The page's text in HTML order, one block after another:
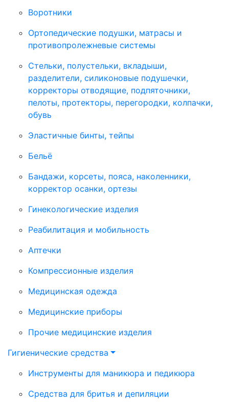
Воротники
Ортопедические подушки, матрасы и
противопролежневые системы
Стельки, полустельки, вкладыши,
разделители, силиконовые подушечки,
корректоры отводящие, подпяточники,
пелоты, протекторы, перегородки, колпачки,
обувь
Эластичные бинты, тейпы
Бельё
Бандажи, корсеты, пояса, наколенники,
корректор осанки, ортезы
Гинекологические изделия
Реабилитация и мобильность
Аптечки
Компрессионные изделия
Медицинская одежда
Медицинские приборы
Прочие медицинские изделия
Гигиенические средства
Инструменты для маникюра и педикюра
Средства для бритья и депиляции